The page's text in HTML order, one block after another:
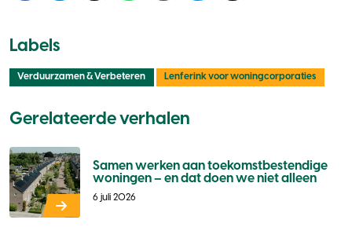
Labels
Verduurzamen & Verbeteren Lenferink voor woningcorporaties
Gerelateerde verhalen
Samen werken aan toekomstbestendige
woningen – en dat doen we niet alleen
6 juli 2026